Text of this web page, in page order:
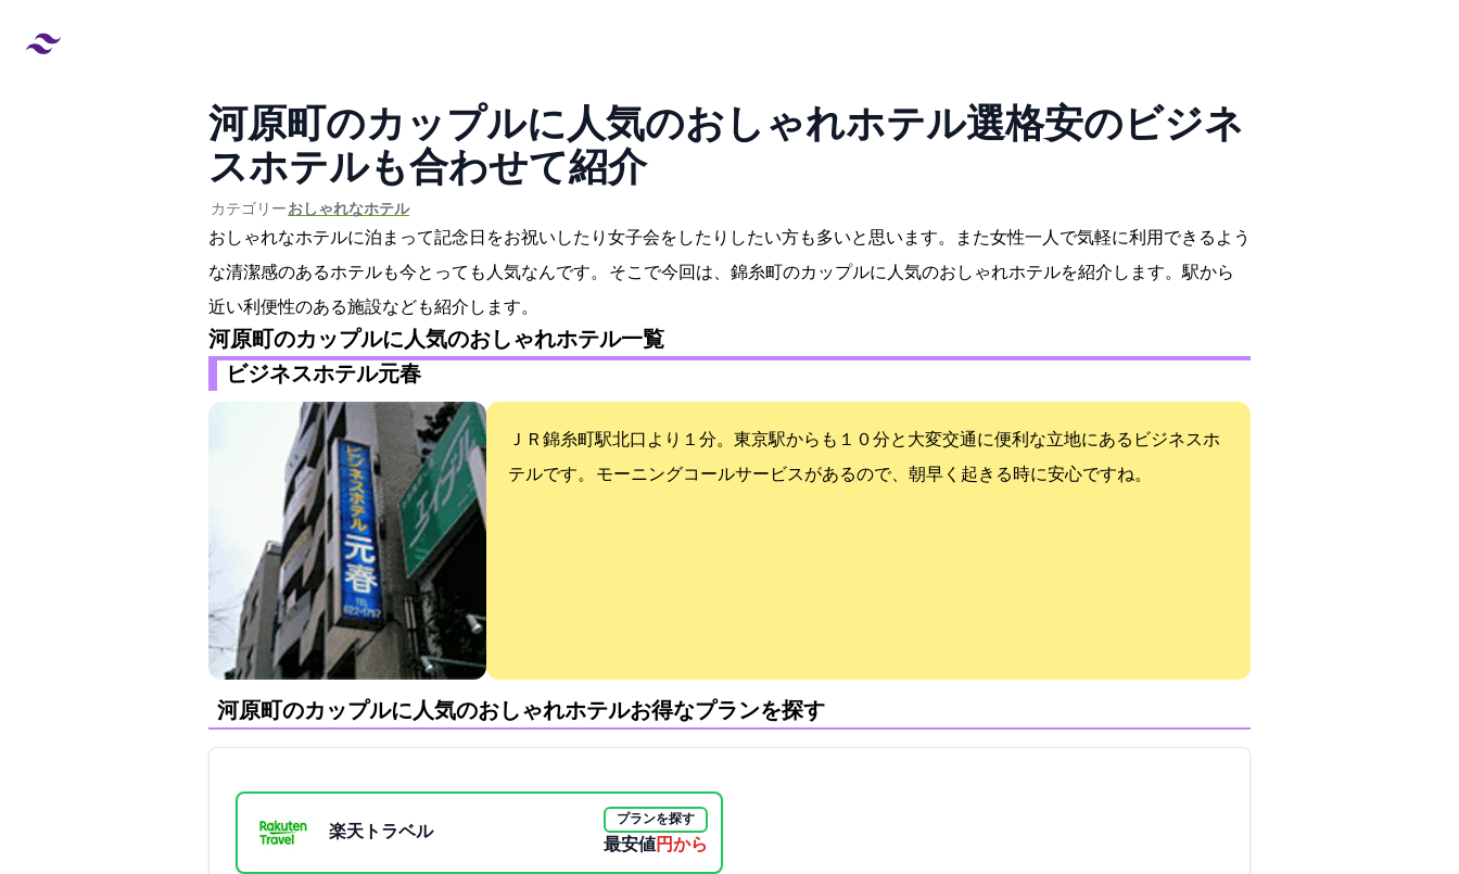
河原町のカップルに人気のおしゃれホテル10選!格安のビジネ
スホテルも合わせて紹介
カテゴリー: #おしゃれなホテル
おしゃれなホテルに泊まって記念日をお祝いしたり女子会をしたりしたい方も多いと思います。また女性一人で気軽に利用できるよう
な清潔感のあるホテルも今とっても人気なんです。 そこで今回は、錦糸町のカップルに人気のおしゃれホテルを紹介します。駅から
近い利便性のある施設なども紹介します。
河原町のカップルに人気のおしゃれホテル一覧
ビジネスホテル元春
ＪＲ錦糸町駅北口より１分。東京駅からも１０分と大変交通に便利な立地にあるビジネスホ
テルです。 モーニングコールサービスがあるので、朝早く起きる時に安心ですね。
河原町のカップルに人気のおしゃれホテル:お得なプランを探す
楽天トラベル
プランを探す
最安値5300円から